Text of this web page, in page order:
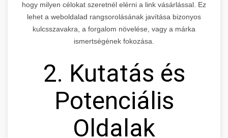
hogy milyen célokat szeretnél elérni a link vásárlással. Ez
lehet a weboldalad rangsorolásának javítása bizonyos
kulcsszavakra, a forgalom növelése, vagy a márka
ismertségének fokozása.
2. Kutatás és
Potenciális
Oldalak